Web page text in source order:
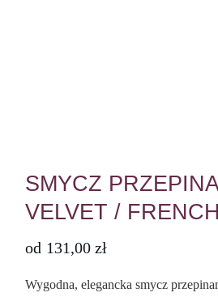
SMYCZ
VELVET /
od 131,00 zł
Wygodna, elegancka smycz